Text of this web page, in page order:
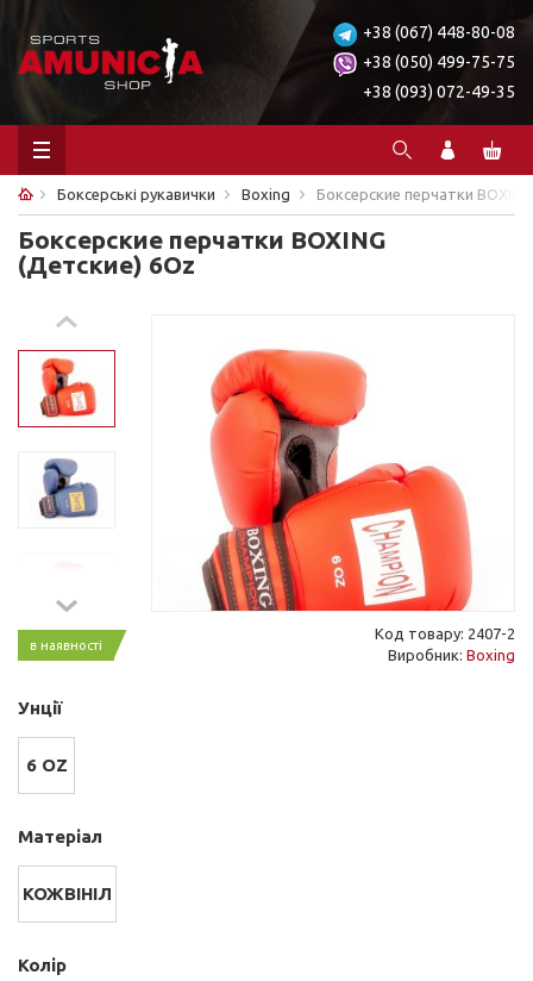
+38 (067) 448-80-08
+38 (050) 499-75-75
+38 (093) 072-49-35
Боксерські рукавички Boxing Боксерские перчатки
Боксерские перчатки BOXING
(Детские) 6Oz
в наявності
Код товару: 2407-2
Виробник: Boxing
Унції
6 OZ
Матеріал
КОЖВІНІЛ
Колір